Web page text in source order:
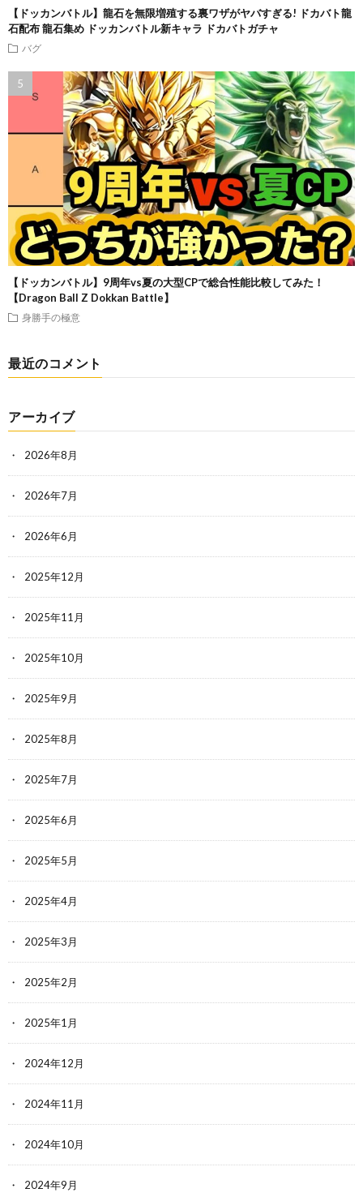
【ドッカンバトル】龍石を無限増殖する裏ワザがヤバすぎる! ドカバト龍
石配布 龍石集め ドッカンバトル新キャラ ドカバトガチャ
バグ
【ドッカンバトル】9周年vs夏の大型CPで総合性能比較してみた！
【Dragon Ball Z Dokkan Battle】
身勝手の極意
最近のコメント
アーカイブ
2026年8月
2026年7月
2026年6月
2025年12月
2025年11月
2025年10月
2025年9月
2025年8月
2025年7月
2025年6月
2025年5月
2025年4月
2025年3月
2025年2月
2025年1月
2024年12月
2024年11月
2024年10月
2024年9月